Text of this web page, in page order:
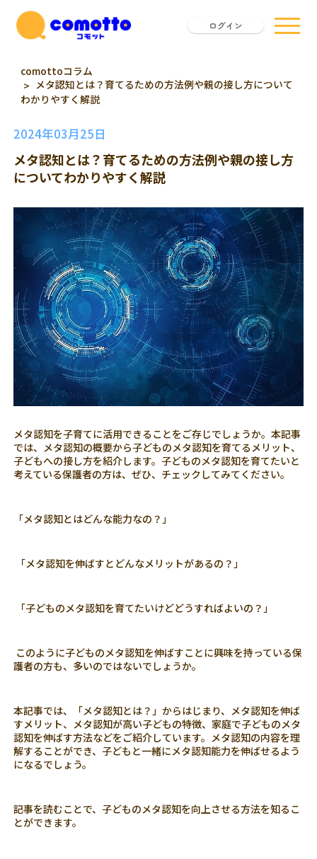
ログイン
comottoコラム
メタ認知とは？育てるための方法例や親の接し方について
わかりやすく解説
2024年03月25日
メタ認知とは？育てるための方法例や親の接し方
についてわかりやすく解説
メタ認知を子育てに活用できることをご存じでしょうか。本記事
では、メタ認知の概要から子どものメタ認知を育てるメリット、
子どもへの接し方を紹介します。子どものメタ認知を育てたいと
考えている保護者の方は、ぜひ、チェックしてみてください。
「メタ認知とはどんな能力なの？」
「メタ認知を伸ばすとどんなメリットがあるの？」
「子どものメタ認知を育てたいけどどうすればよいの？」
このように子どものメタ認知を伸ばすことに興味を持っている保
護者の方も、多いのではないでしょうか。
本記事では、「メタ認知とは？」からはじまり、メタ認知を伸ば
すメリット、メタ認知が高い子どもの特徴、家庭で子どものメタ
認知を伸ばす方法などをご紹介しています。メタ認知の内容を理
解することができ、子どもと一緒にメタ認知能力を伸ばせるよう
になるでしょう。
記事を読むことで、子どものメタ認知を向上させる方法を知るこ
とができます。